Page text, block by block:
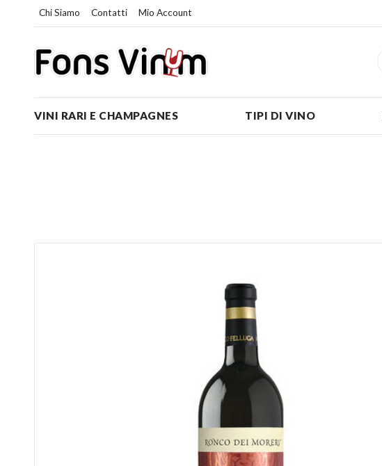
Chi Siamo Contatti Mio Account
VINI RARI E CHAMPAGNES TIPI DI VINO